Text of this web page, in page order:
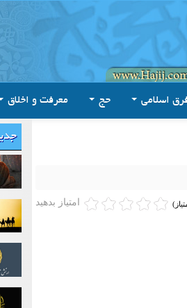
اسلامی حج معرفت و اخلاق
امتیاز بدهید